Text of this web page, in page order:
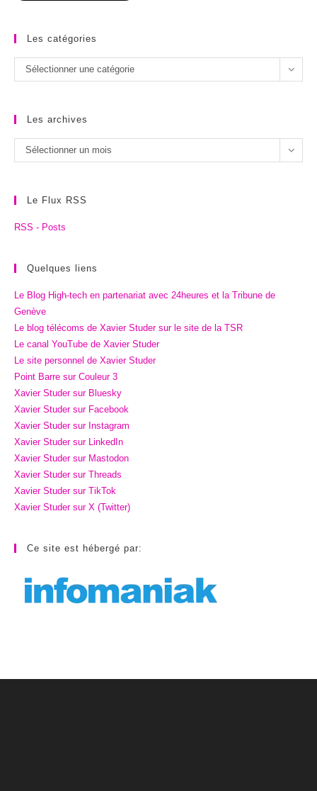
Les catégories
Les
catégories
Sélectionner une catégorie
Les archives
Les
archives
Sélectionner un mois
Le Flux RSS
RSS - Posts
Quelques liens
Le Blog High-tech en partenariat avec 24heures et la Tribune de
Genève
Le blog télécoms de Xavier Studer sur le site de la TSR
Le canal YouTube de Xavier Studer
Le site personnel de Xavier Studer
Point Barre sur Couleur 3
Xavier Studer sur Bluesky
Xavier Studer sur Facebook
Xavier Studer sur Instagram
Xavier Studer sur LinkedIn
Xavier Studer sur Mastodon
Xavier Studer sur Threads
Xavier Studer sur TikTok
Xavier Studer sur X (Twitter)
Ce site est hébergé par: